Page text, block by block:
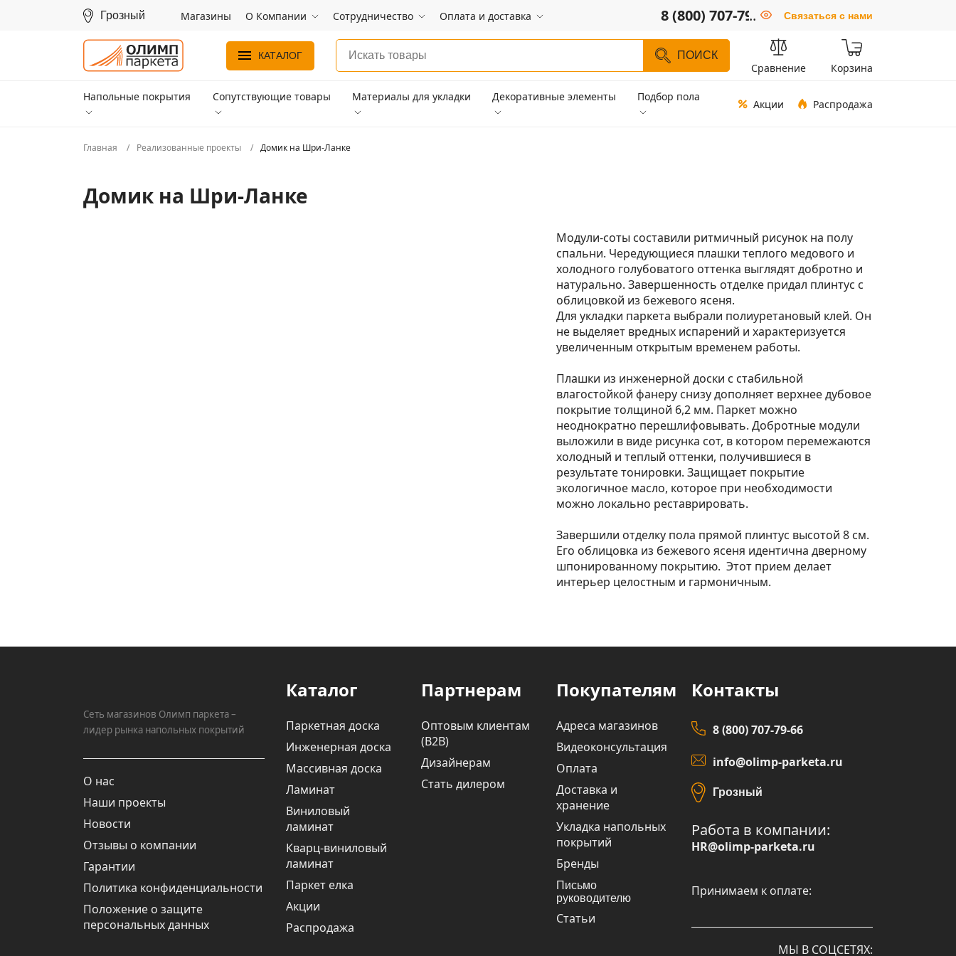
Грозный Магазины О Компании Сотрудничество Оплата и доставка 8 (800) 707-79-66
.. Связаться с нами
КАТАЛОГ ПОИСК
Сравнение Корзина
Напольные покрытия Сопутствующие товары Материалы для укладки Декоративные элементы Подбор пола
Акции Распродажа
Главная Реализованные проекты Домик на Шри-Ланке
Домик на Шри-Ланке
Модули-соты составили ритмичный рисунок на полу
спальни. Чередующиеся плашки теплого медового и
холодного голубоватого оттенка выглядят добротно и
натурально. Завершенность отделке придал плинтус с
облицовкой из бежевого ясеня.
Для укладки паркета выбрали полиуретановый клей. Он
не выделяет вредных испарений и характеризуется
увеличенным открытым временем работы.
Плашки из инженерной доски с стабильной
влагостойкой фанеру снизу дополняет верхнее дубовое
покрытие толщиной 6,2 мм. Паркет можно
неоднократно перешлифовывать. Добротные модули
выложили в виде рисунка сот, в котором перемежаются
холодный и теплый оттенки, получившиеся в
результате тонировки. Защищает покрытие
экологичное масло, которое при необходимости
можно локально реставрировать.
Завершили отделку пола прямой плинтус высотой 8 см.
Его облицовка из бежевого ясеня идентична дверному
шпонированному покрытию. Этот прием делает
интерьер целостным и гармоничным.
Сеть магазинов Олимп паркета –
лидер рынка напольных покрытий
О нас
Наши проекты
Новости
Отзывы о компании
Гарантии
Политика конфиденциальности
Положение о защите
персональных данных
Каталог
Паркетная доска
Инженерная доска
Массивная доска
Ламинат
Виниловый
ламинат
Кварц-виниловый
ламинат
Паркет елка
Акции
Распродажа
Партнерам
Оптовым клиентам
(В2В)
Дизайнерам
Стать дилером
Покупателям
Адреса магазинов
Видеоконсультация
Оплата
Доставка и
хранение
Укладка напольных
покрытий
Бренды
Письмо
руководителю
Статьи
Контакты
8 (800) 707-79-66
info@olimp-parketa.ru
Грозный
Работа в компании:
HR@olimp-parketa.ru
Принимаем к оплате:
МЫ В СОЦСЕТЯХ: